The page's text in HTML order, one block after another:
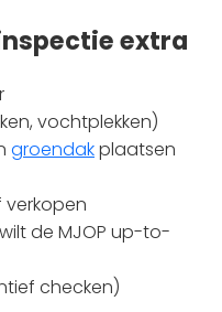
extra
vochtplekken)
groendakplaatsen
de MJOP up-to-
checken)